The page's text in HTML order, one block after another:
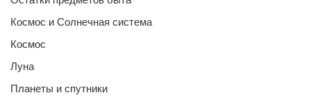
Космос и Солнечная система
Космос
Луна
Планеты и спутники